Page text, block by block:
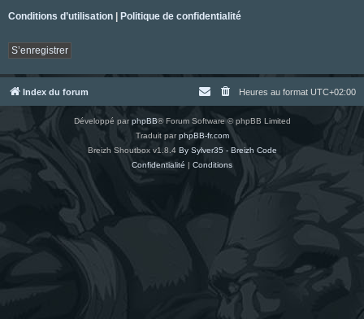
Conditions d’utilisation | Politique de confidentialité
S’enregistrer
Index du forum Heures au format UTC+02:00
Développé parphpBB® Forum Software © phpBB Limited
Traduit parphpBB-fr.com
Breizh Shoutbox v1.8.4 By Sylver35 - Breizh Code
Confidentialité | Conditions